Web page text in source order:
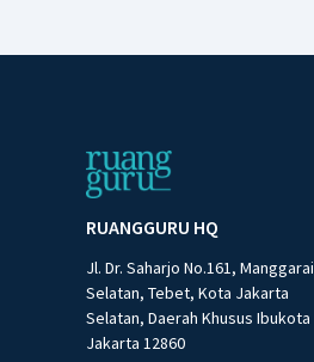
RUANGGURU HQ
Jl. Dr. Saharjo No.161, Manggarai
Selatan, Tebet, Kota Jakarta
Selatan, Daerah Khusus Ibukota
Jakarta 12860